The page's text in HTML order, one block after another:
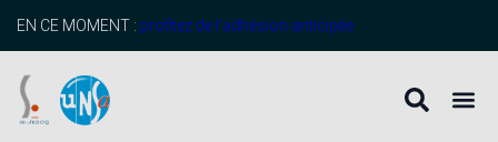
principal
EN CE MOMENT : profitez de l’adhésion anticipée